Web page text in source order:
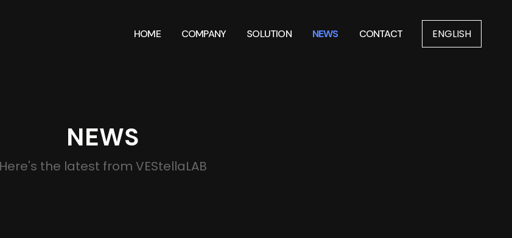
HOME COMPANY SOLUTION NEWS CONTACT ENGLISH
NEWS
Here's the latest from VEStellaLAB